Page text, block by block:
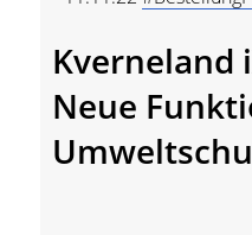
Kverneland
Neue